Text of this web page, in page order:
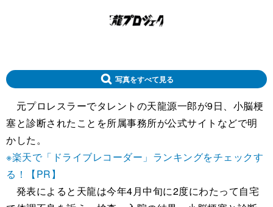
写真をすべて見る
元プロレスラーでタレントの天龍源一郎が9日、小脳梗
塞と診断されたことを所属事務所が公式サイトなどで明
かした。
※楽天で「ドライブレコーダー」ランキングをチェックす
る！【PR】
発表によると天龍は今年4月中旬に2度にわたって自宅